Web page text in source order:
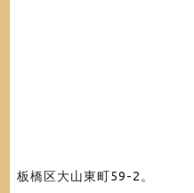
板橋区大山東町59-2。